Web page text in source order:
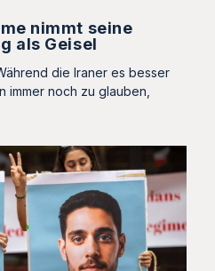
nimmt seine
als Geisel
die Iraner es besser
immer noch zu glauben,